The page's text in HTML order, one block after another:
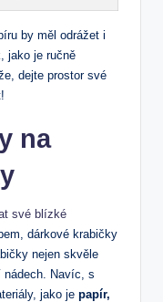
by měl odrážet i
jako je ručně
dejte prostor své
na
své blízké
dárkové krabičky
nejen skvěle
nádech. Navíc, s
jako je papír,